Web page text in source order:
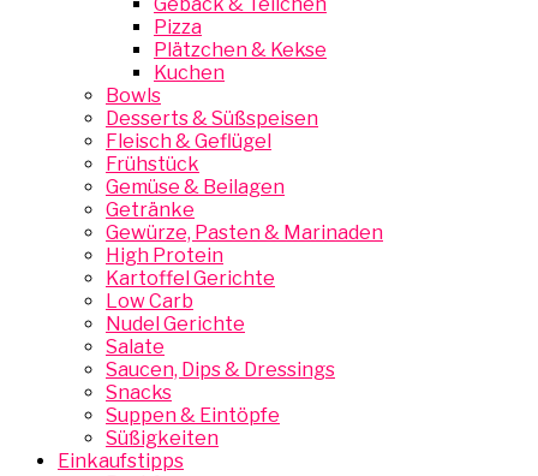
Pizza
Plätzchen & Kekse
Kuchen
Bowls
Desserts & Süßspeisen
Fleisch & Geflügel
Frühstück
Gemüse & Beilagen
Getränke
Gewürze, Pasten & Marinaden
High Protein
Kartoffel Gerichte
Low Carb
Nudel Gerichte
Salate
Saucen, Dips & Dressings
Snacks
Suppen & Eintöpfe
Süßigkeiten
Einkaufstipps